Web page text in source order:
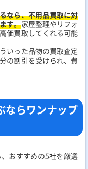
なら、不用品買取に対
す。家屋整理やリフォ
価買取してくれる可能
いった品物の買取査定
の割引を受けられ、費
ならワンナップ
おすすめの5社を厳選